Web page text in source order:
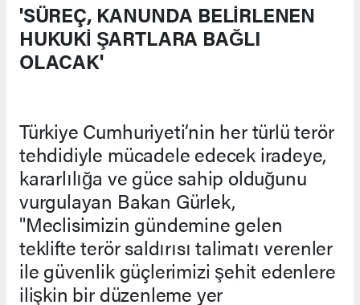
'SÜREÇ, KANUNDA BELİRLENEN
HUKUKİ ŞARTLARA BAĞLI
OLACAK'
Türkiye Cumhuriyeti’nin her türlü terör
tehdidiyle mücadele edecek iradeye,
kararlılığa ve güce sahip olduğunu
vurgulayan Bakan Gürlek,
"Meclisimizin gündemine gelen
teklifte terör saldırısı talimatı verenler
ile güvenlik güçlerimizi şehit edenlere
ilişkin bir düzenleme yer